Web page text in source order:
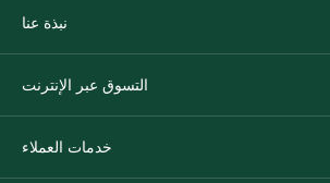
نبذة عنا
التسوق عبر الإنترنت
خدمات العملاء